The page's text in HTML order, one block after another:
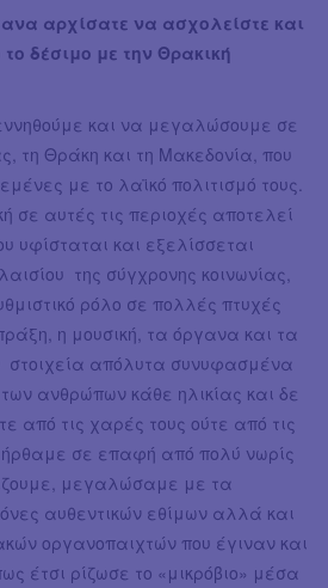
αρχίσατε να ασχολείστε και
δέσιμο με την Θρακική
και να μεγαλώσουμε σε
τη Θράκη και τη Μακεδονία, που
με το λαϊκό πολιτισμό τους.
σε αυτές τις περιοχές αποτελεί
υφίσταται και εξελίσσεται
της σύγχρονης κοινωνίας,
ρόλο σε πολλές πτυχές
η μουσική, τα όργανα και τα
στοιχεία απόλυτα συνυφασμένα
ανθρώπων κάθε ηλικίας και δε
από τις χαρές τους ούτε από τις
σε επαφή από πολύ νωρίς
μεγαλώσαμε με τα
αυθεντικών εθίμων αλλά και
οργανοπαιχτών που έγιναν και
έτσι ρίζωσε το «μικρόβιο» μέσα